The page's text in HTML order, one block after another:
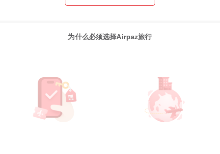
为什么必须选择Airpaz旅行